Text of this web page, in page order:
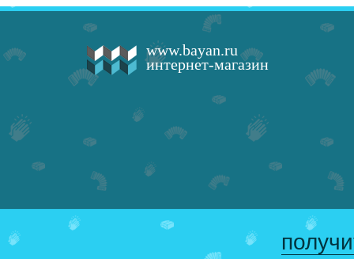
www.bayan.ru
интернет-магазин